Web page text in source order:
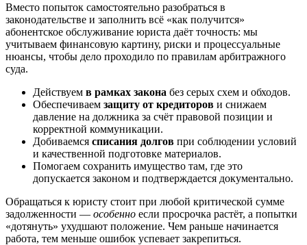
Вместо попыток самостоятельно разобраться в
законодательстве и заполнить всё «как получится»
абонентское обслуживание юриста даёт точность: мы
учитываем финансовую картину, риски и процессуальные
нюансы, чтобы дело проходило по правилам арбитражного
суда.
Действуем в рамках закона без серых схем и обходов.
Обеспечиваем защиту от кредиторов и снижаем
давление на должника за счёт правовой позиции и
корректной коммуникации.
Добиваемся списания долгов при соблюдении условий
и качественной подготовке материалов.
Помогаем сохранить имущество там, где это
допускается законом и подтверждается документально.
Обращаться к юристу стоит при любой критической сумме
задолженности — особенно если просрочка растёт, а попытки
«дотянуть» ухудшают положение. Чем раньше начинается
работа, тем меньше ошибок успевает закрепиться.